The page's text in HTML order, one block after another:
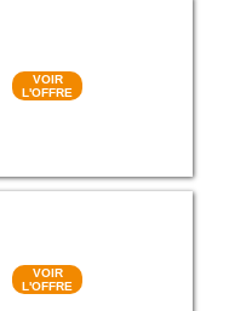
VOIR
L'OFFRE
VOIR
L'OFFRE